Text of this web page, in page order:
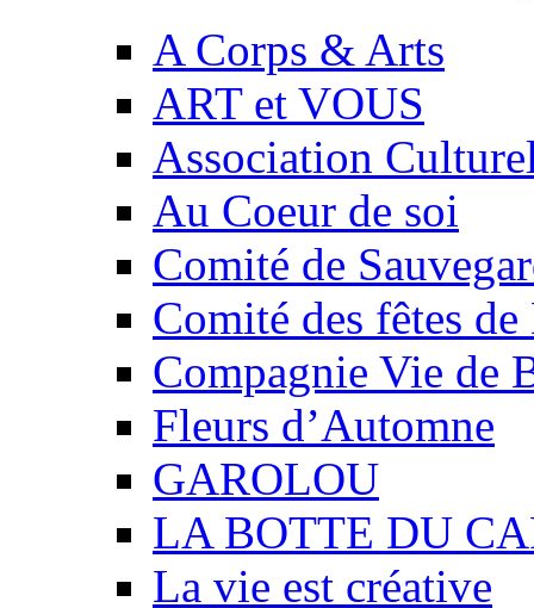
A Corps & Arts
ART et VOUS
Association
Au Coeur de soi
Comité de
Comité des fêtes
Compagnie Vie de
Fleurs d’Automne
GAROLOU
LA BOTTE DU
La vie est créative